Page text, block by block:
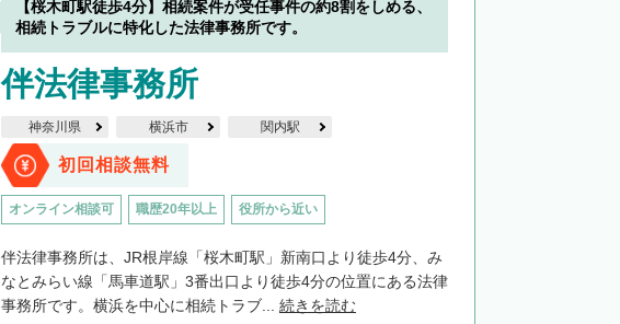
【桜木町駅徒歩4分】相続案件が受任事件の約8割をしめる、
相続トラブルに特化した法律事務所です。
伴法律事務所
神奈川県 横浜市 関内駅
初回相談無料
オンライン相談可 職歴20年以上 役所から近い
伴法律事務所は、JR根岸線「桜木町駅」新南口より徒歩4分、み
なとみらい線「馬車道駅」3番出口より徒歩4分の位置にある法律
事務所です。横浜を中心に相続トラブ... 続きを読む